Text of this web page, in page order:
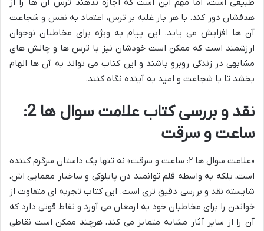
طبیعی است، اما مهم این است که اجازه ندهند ترس آن ها را از
هدفشان دور کند. با هر بار غلبه بر ترس، اعتماد به نفس و شجاعت
آن ها افزایش می یابد. این پیام به ویژه برای مخاطبان نوجوان
ارزشمند است که ممکن است خودشان نیز با ترس ها و چالش های
مشابهی در زندگی روبرو باشند و این کتاب می تواند به آن ها الهام
بخشد تا با شجاعت و امید به آینده نگاه کنند.
نقد و بررسی کتاب علامت سوال ها 2:
ساعت و سرقت
«علامت سوال ها ۲: ساعت و سرقت» نه تنها یک داستان سرگرم کننده
است، بلکه به واسطه قلم توانمند دن پابلوکی و ساختار معمایی اش،
شایسته نقد و بررسی دقیق تری است. این کتاب تجربه ای متفاوت از
خواندن را برای مخاطبان خود به ارمغان می آورد و نقاط قوتی دارد که
آن را از سایر آثار مشابه متمایز می کند، هرچند ممکن است نقاطی